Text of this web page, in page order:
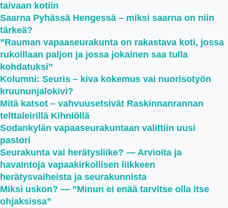
taivaan kotiin
Saarna Pyhässä Hengessä – miksi saarna on niin
tärkeä?
”Rauman vapaaseurakunta on rakastava koti, jossa
rukoillaan paljon ja jossa jokainen saa tulla
kohdatuksi”
Kolumni: Seuris – kiva kokemus vai nuorisotyön
kruununjalokivi?
Mitä katsot – vahvuusetsivät Raskinnanrannan
telttaleirillä Kihniöllä
Sodankylän vapaaseurakuntaan valittiin uusi
pastori
Seurakunta vai herätysliike? — Arvioita ja
havaintoja vapaakirkollisen liikkeen
herätysvaiheista ja seurakunnista
Miksi uskon? — ”Minun ei enää tarvitse olla itse
ohjaksissa”